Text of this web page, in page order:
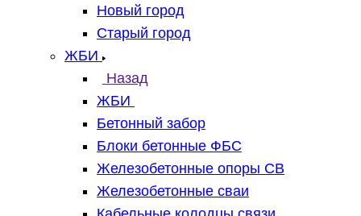
Новый город
Старый город
ЖБИ
Назад
ЖБИ
Бетонный забор
Блоки бетонные ФБС
Железобетонные опоры СВ
Железобетонные сваи